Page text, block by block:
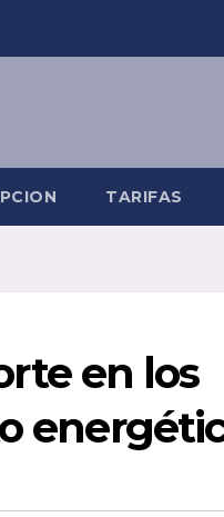
TARIFAS
en los